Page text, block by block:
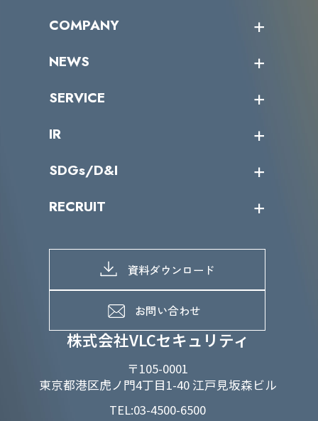
株式会社VLCセキュリティ
〒105-0001
東京都港区虎ノ門4丁目1-40 江戸見坂森ビル
TEL:03-4500-6500
受講者の声
COMPANY
トップメッセージ
ミッション／ビジョン
パートナー企業一覧
NEWS
サイバーニュース
SERVICE
カテゴリー別サービス一覧
IR
IRカレンダー
IRライブラリー
よくあるご質問
SDGs/D&I
当グループのマテリアリティ
SDGs推進体制
D&Iの取り組み
RECRUIT
募集職種一覧
メッセージ
メンバーインタビュー
資料ダウンロード
お問い合わせ